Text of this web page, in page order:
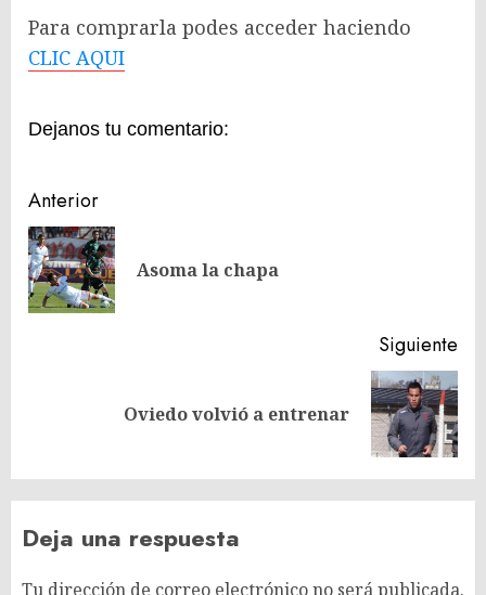
Para comprarla podes acceder haciendo
CLIC AQUI
Dejanos tu comentario:
Navegación
de
entradas
Anterior
Asoma la chapa
Siguiente
Oviedo volvió a entrenar
Deja una respuesta
Tu dirección de correo electrónico no será publicada.